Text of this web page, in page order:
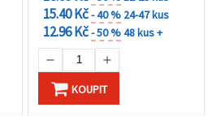
15.40 Kč- 40 % 24-47 kus
12.96 Kč- 50 %48 kus +
KOUPIT